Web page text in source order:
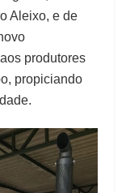
Aleixo, e de
produtores
propiciando